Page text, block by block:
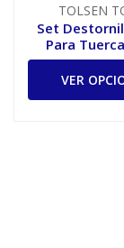
TOLSEN
Set
Para
VER